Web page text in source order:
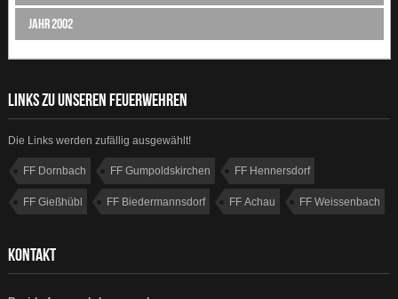
Jahr 2002
LINKS ZU UNSEREN FEUERWEHREN
Die Links werden zufällig ausgewählt!
FF Dornbach FF Gumpoldskirchen FF Hennersdorf
FF Gießhübl FF Biedermannsdorf FF Achau FF Weissenbach
KONTAKT